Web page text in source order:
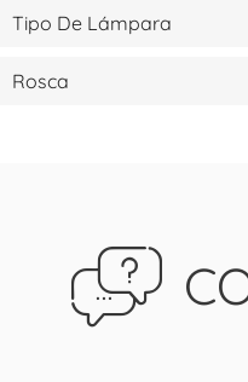
Tipo De Lámpara
Rosca